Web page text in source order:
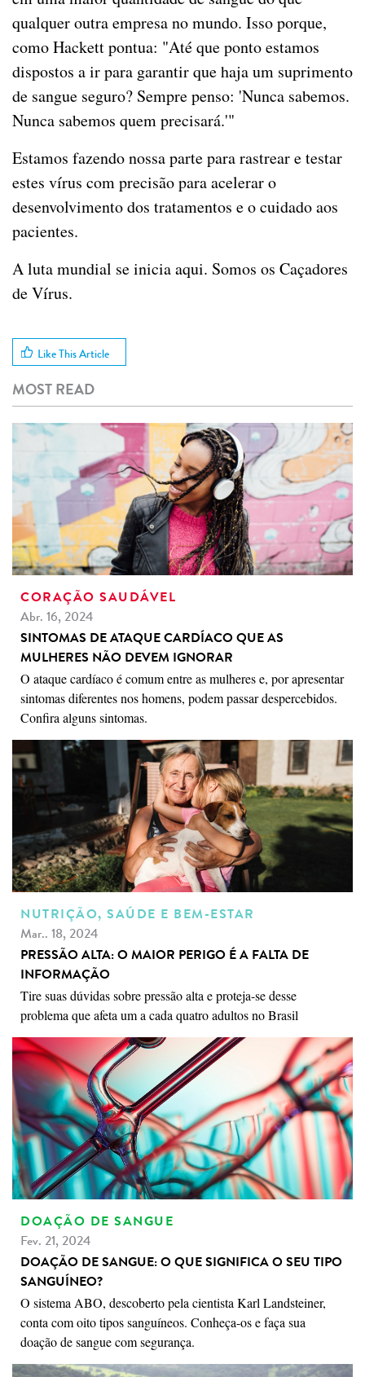
qualquer outra empresa no mundo. Isso porque,
como Hackett pontua: "Até que ponto estamos
dispostos a ir para garantir que haja um suprimento
de sangue seguro? Sempre penso: 'Nunca sabemos.
Nunca sabemos quem precisará.'"
Estamos fazendo nossa parte para rastrear e testar
estes vírus com precisão para acelerar o
desenvolvimento dos tratamentos e o cuidado aos
pacientes.
A luta mundial se inicia aqui. Somos os Caçadores
de Vírus.
Like This Article
MOST READ
CORAÇÃO SAUDÁVEL
Abr. 16, 2024
SINTOMAS DE ATAQUE CARDÍACO QUE AS
MULHERES NÃO DEVEM IGNORAR
O ataque cardíaco é comum entre as mulheres e, por apresentar
sintomas diferentes nos homens, podem passar despercebidos.
Confira alguns sintomas.
NUTRIÇÃO, SAÚDE E BEM-ESTAR
Mar.. 18, 2024
PRESSÃO ALTA: O MAIOR PERIGO É A FALTA DE
INFORMAÇÃO
Tire suas dúvidas sobre pressão alta e proteja-se desse
problema que afeta um a cada quatro adultos no Brasil
DOAÇÃO DE SANGUE
Fev. 21, 2024
DOAÇÃO DE SANGUE: O QUE SIGNIFICA O SEU TIPO
SANGUÍNEO?
O sistema ABO, descoberto pela cientista Karl Landsteiner,
conta com oito tipos sanguíneos. Conheça-os e faça sua
doação de sangue com segurança.